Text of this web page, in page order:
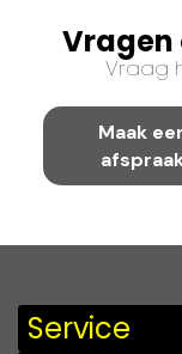
Vragen
Vraag
Maak
Service